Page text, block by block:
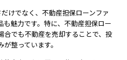
けでなく、不動産担保ローンファ
も魅力です。特に、不動産担保ロー
合でも不動産を売却することで、投
整っています。